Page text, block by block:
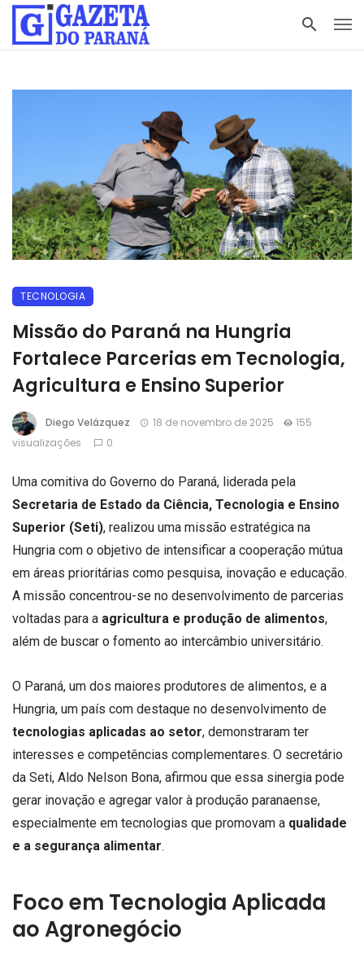
TECNOLOGIA
Missão do Paraná na Hungria
Fortalece Parcerias em Tecnologia,
Agricultura e Ensino Superior
Diego Velázquez 18 de novembro de 2025
155
visualizações
0
Uma comitiva do Governo do Paraná, liderada pela
Secretaria de Estado da Ciência, Tecnologia e Ensino
Superior (Seti), realizou uma missão estratégica na
Hungria com o objetivo de intensificar a cooperação mútua
em áreas prioritárias como pesquisa, inovação e educação.
A missão concentrou-se no desenvolvimento de parcerias
voltadas para a agricultura e produção de alimentos,
além de buscar o fomento ao intercâmbio universitário.
O Paraná, um dos maiores produtores de alimentos, e a
Hungria, um país com destaque no desenvolvimento de
tecnologias aplicadas ao setor, demonstraram ter
interesses e competências complementares. O secretário
da Seti, Aldo Nelson Bona, afirmou que essa sinergia pode
gerar inovação e agregar valor à produção paranaense,
especialmente em tecnologias que promovam a qualidade
e a segurança alimentar.
Foco em Tecnologia Aplicada
ao Agronegócio